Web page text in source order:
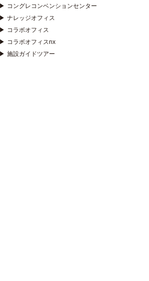
▶ コングレコンベンションセンター
▶ ナレッジオフィス
▶ コラボオフィス
▶ コラボオフィスnx
▶ 施設ガイドツアー